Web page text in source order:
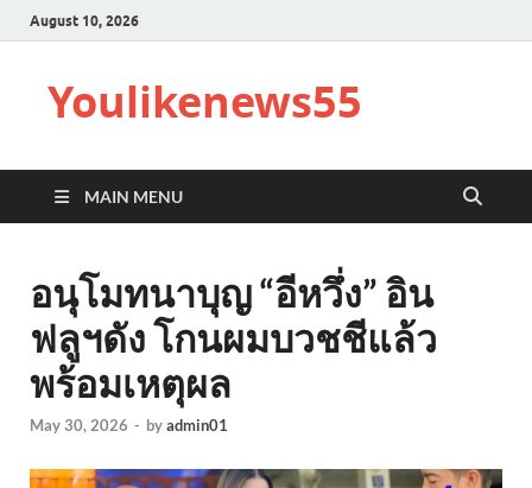
August 10, 2026
Youlikenews55
MAIN MENU
อนุโมทนาบุญ “อีหวึ่ง” อิน
ฟลูฯดัง โกนผมบวชชีแล้ว
พร้อมเหตุผล
May 30, 2026 - byadmin01